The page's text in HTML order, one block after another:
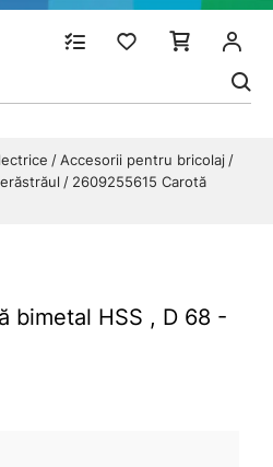
Accesorii pentru bricolaj
2609255615 Carotă
bimetal HSS , D 68 -